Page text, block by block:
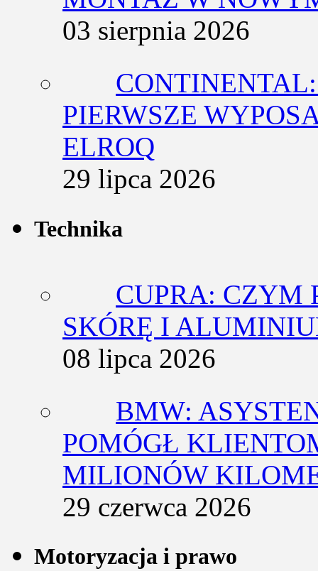
03 sierpnia 2026
PIERWSZE
ELROQ
29 lipca 2026
Technika
CUPRA: CZYM
SKÓRĘ I
08 lipca 2026
BMW:
POMÓGŁ
MILIONÓW
29 czerwca 2026
Motoryzacja i prawo